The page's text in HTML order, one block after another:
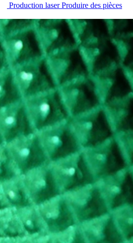
Production laser Produire des pièces